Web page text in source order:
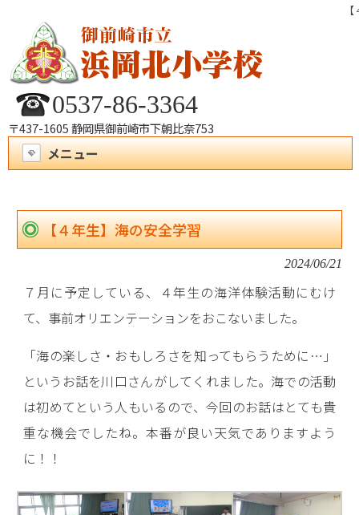
0537-86-3364
〒437-1605 静岡県御前崎市下朝比奈753
メニュー
【４年生】海の安全学習
2024/06/21
７月に予定している、４年生の海洋体験活動にむけ
て、事前オリエンテーションをおこないました。
「海の楽しさ・おもしろさを知ってもらうために…」
というお話を川口さんがしてくれました。海での活動
は初めてという人もいるので、今回のお話はとても貴
重な機会でしたね。本番が良い天気でありますよう
に！！